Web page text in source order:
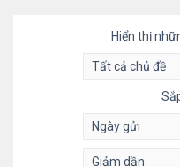
Hiển thị